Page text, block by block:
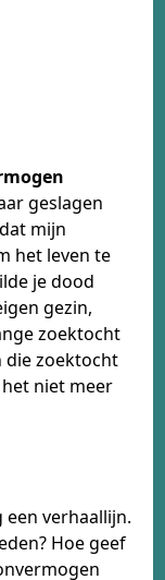
geslagen
mijn
het leven te
je dood
gezin,
zoektocht
die zoektocht
niet meer
verhaallijn.
Hoe geef